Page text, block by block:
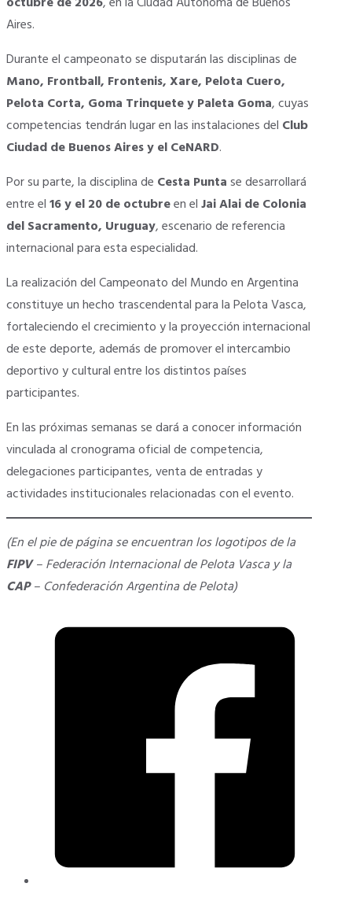
Aires.
Durante el campeonato se disputarán las disciplinas de
Mano, Frontball, Frontenis, Xare, Pelota Cuero,
Pelota Corta, Goma Trinquete y Paleta Goma, cuyas
competencias tendrán lugar en las instalaciones del Club
Ciudad de Buenos Aires y el CeNARD.
Por su parte, la disciplina de Cesta Punta se desarrollará
entre el 16 y el 20 de octubreen el Jai Alai de Colonia
del Sacramento, Uruguay, escenario de referencia
internacional para esta especialidad.
La realización del Campeonato del Mundo en Argentina
constituye un hecho trascendental para la Pelota Vasca,
fortaleciendo el crecimiento y la proyección internacional
de este deporte, además de promover el intercambio
deportivo y cultural entre los distintos países
participantes.
En las próximas semanas se dará a conocer información
vinculada al cronograma oficial de competencia,
delegaciones participantes, venta de entradas y
actividades institucionales relacionadas con el evento.
(En el pie de página se encuentran los logotipos de la
FIPV– Federación Internacional de Pelota Vasca y la
CAP– Confederación Argentina de Pelota)